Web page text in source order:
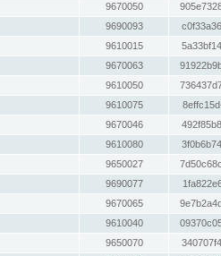
9670050
9690093
9610015
9670063
9610050
9610075
9670046
9610080
9650027
9690077
9670065
9610040
9650070